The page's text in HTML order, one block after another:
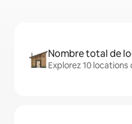
Nombre total de
Explorez 10